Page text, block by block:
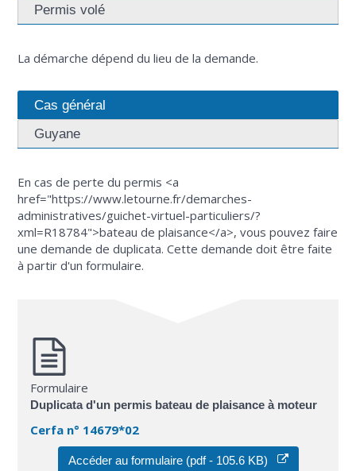
Permis volé
La démarche dépend du lieu de la demande.
Cas général
Guyane
En cas de perte du permis <a
href="https://www.letourne.fr/demarches-
administratives/guichet-virtuel-particuliers/?
xml=R18784">bateau de plaisance</a>, vous pouvez faire
une demande de duplicata. Cette demande doit être faite
à partir d'un formulaire.
Formulaire
Duplicata d'un permis bateau de plaisance à moteur
Cerfa n° 14679*02
Accéder au formulaire (pdf - 105.6 KB)